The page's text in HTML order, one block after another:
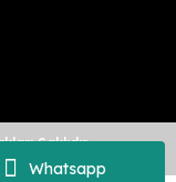
Whatsapp
Saklıdır.